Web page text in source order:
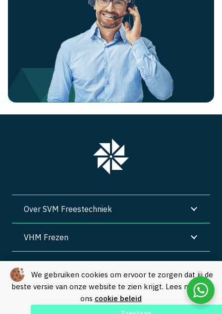
We gebruiken cookies om ervoor te zorgen dat jij de
beste versie van onze website te zien krijgt. Lees meer in
ons cookie beleid
Over SVM Freestechniek
VHM Frezen
Algemene voorwaarden | Privacy
© Copyright 2026 – SVM Freestechniek |
Webdesign by Yooker–